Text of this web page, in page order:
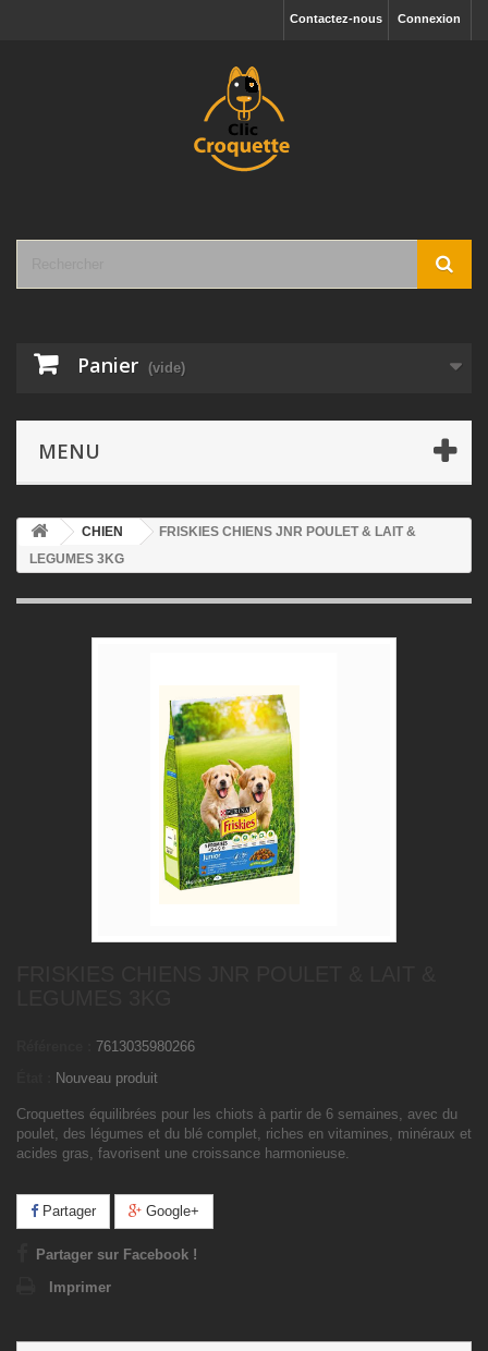
Connexion
Contactez-nous
Panier (vide)
MENU
CHIEN
FRISKIES CHIENS JNR POULET & LAIT &
LEGUMES 3KG
7613035980266
Nouveau produit
Croquettes équilibrées pour les chiots à partir de 6 semaines, avec du
poulet, des légumes et du blé complet, riches en vitamines, minéraux et
acides gras, favorisent une croissance harmonieuse.
Partager Google+
Partager sur Facebook !
Imprimer